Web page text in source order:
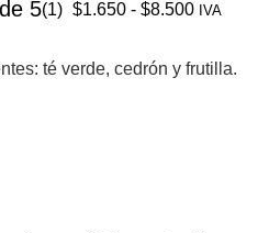
de 5(1) $1.650 - $8.500Rango
desde
IVA
té verde, cedrón y frutilla.